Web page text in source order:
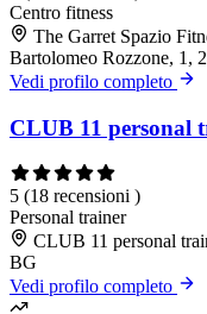
Centro fitness
The Garret Spazio
Bartolomeo Rozzone, 1,
Vedi profilo completo
CLUB 11 personal
5 (18 recensioni )
Personal trainer
CLUB 11 personal
BG
Vedi profilo completo